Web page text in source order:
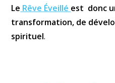
Le Rêve Éveillé est donc
transformation, de
spirituel.